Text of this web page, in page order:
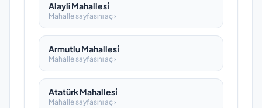
Alayli Mahallesi̇
Mahalle sayfasını aç ›
Armutlu Mahallesi̇
Mahalle sayfasını aç ›
Atatürk Mahallesi̇
Mahalle sayfasını aç ›